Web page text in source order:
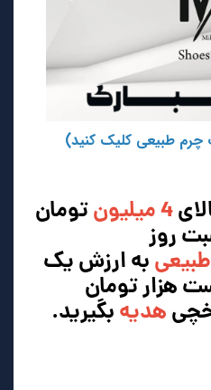
طبیعی کلیک کنید)
4 میلیون تومان
روز
به ارزش یک
هزار تومان
هدیهبگیرید.